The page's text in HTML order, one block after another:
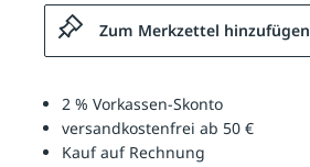
Zum Merkzettel hinzufügen
2 % Vorkassen-Skonto
versandkostenfrei ab 50 €
Kauf auf Rechnung